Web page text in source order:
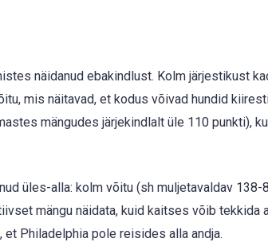
näidanud ebakindlust. Kolm järjestikust
mis näitavad, et kodus võivad hundid
mängudes järjekindlalt üle 110 punkti),
üles-alla: kolm võitu (sh muljetavaldav
mängu näidata, kuid kaitses võib tekkida
Philadelphia pole reisides alla andja.